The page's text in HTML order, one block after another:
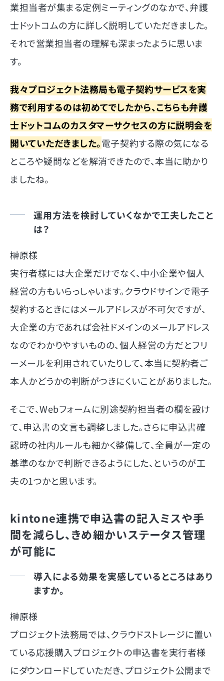
業担当者が集まる定例ミーティングのなかで、弁護
士ドットコムの方に詳しく説明していただきました。
それで営業担当者の理解も深まったように思いま
す。
我々プロジェクト法務局も電子契約サービスを実
務で利用するのは初めてでしたから、こちらも弁護
士ドットコムのカスタマーサクセスの方に説明会を
開いていただきました。電子契約する際の気になる
ところや疑問などを解消できたので、本当に助かり
ましたね。
運用方法を検討していくなかで工夫したこと
は？
榊原様
実行者様には大企業だけでなく、中小企業や個人
経営の方もいらっしゃいます。クラウドサインで電子
契約するときにはメールアドレスが不可欠ですが、
大企業の方であれば会社ドメインのメールアドレス
なのでわかりやすいものの、個人経営の方だとフリ
ーメールを利用されていたりして、本当に契約者ご
本人かどうかの判断がつきにくいことがありました。
そこで、Webフォームに別途契約担当者の欄を設け
て、申込書の文言も調整しました。さらに申込書確
認時の社内ルールも細かく整備して、全員が一定の
基準のなかで判断できるようにした、というのが工
夫の1つかと思います。
kintone連携で申込書の記入ミスや手
間を減らし、きめ細かいステータス管理
が可能に
導入による効果を実感しているところはあり
ますか。
榊原様
プロジェクト法務局では、クラウドストレージに置い
ている応援購入プロジェクトの申込書を実行者様
にダウンロードしていただき、プロジェクト公開まで